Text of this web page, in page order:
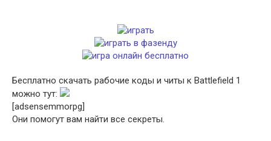
Бесплатно скачать рабочие коды и читы к Battlefield 1
можно тут:
[adsensemmorpg]
Они помогут вам найти все секреты.